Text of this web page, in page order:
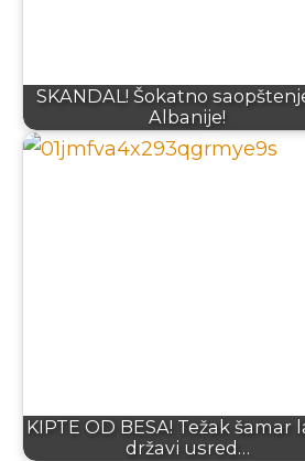
SKANDAL! Šokatno
Albanije!
KIPTE OD BESA! Težak šamar
državi usred…